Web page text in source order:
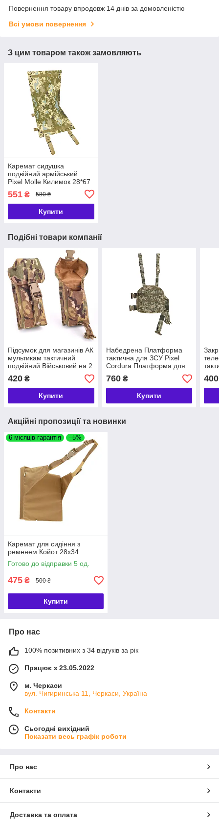
Повернення товару впродовж 14 днів за домовленістю
Всі умови повернення
З цим товаром також замовляють
Каремат сидушка
подвійний армійський
Pixel Molle Килимок 28*67
сидушка штурмова
551 ₴ 580 ₴
Купити
Подібні товари компанії
Підсумок для магазинів АК
мультикам тактичний
подвійний Військовий на 2
ріжки АК закритий для ЗСУ
Molle
420 ₴
Купити
Набедрена Платформа
тактична для ЗСУ Pixel
Cordura Платформа для
спорядження армійська
760₴
Купити
400
Акційні пропозиції та новинки
6 місяців гарантія –5%
Каремат для сидіння з
ременем Койот 28х34
Готово до відправки 5 од.
475 ₴ 500 ₴
Купити
Про нас
100% позитивних з 34 відгуків за рік
Працює з 23.05.2022
м. Черкаси
вул. Чигиринська 11, Черкаси, Україна
Контакти
Сьогодні вихідний
Показати весь графік роботи
Про нас
Контакти
Доставка та оплата